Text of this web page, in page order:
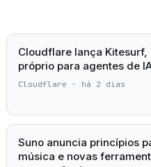
Cloudflare lança
próprio para agentes de
Cloudflare · há 2 dias
Suno anuncia princípios
música e novas